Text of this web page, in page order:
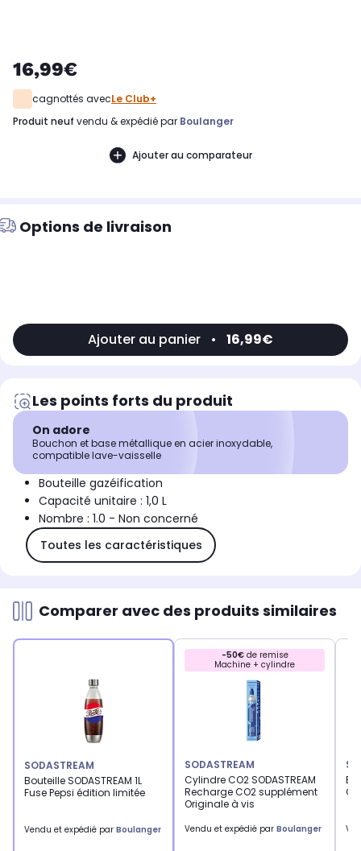
16,99€
cagnottés avecLe Club+
produit neuf vendu & expédié par Boulanger
Ajouter au comparateur
Options de livraison
Ajouter au panier • 16,99€
Les points forts du produit
On adore
Bouchon et base métallique en acier inoxydable,
compatible lave-vaisselle
Bouteille gazéification
Capacité unitaire : 1,0 L
Nombre : 1.0 - Non concerné
Toutes les caractéristiques
Comparer avec des produits similaires
SODASTREAM
Bouteille SODASTREAM 1L
Fuse Pepsi édition limitée
Vendu et expédié par Boulanger
-50€de remise
Machine + cylindre
SODASTREAM
Cylindre CO2 SODASTREAM
Recharge CO2 supplément
Originale à vis
Vendu et expédié par Boulanger